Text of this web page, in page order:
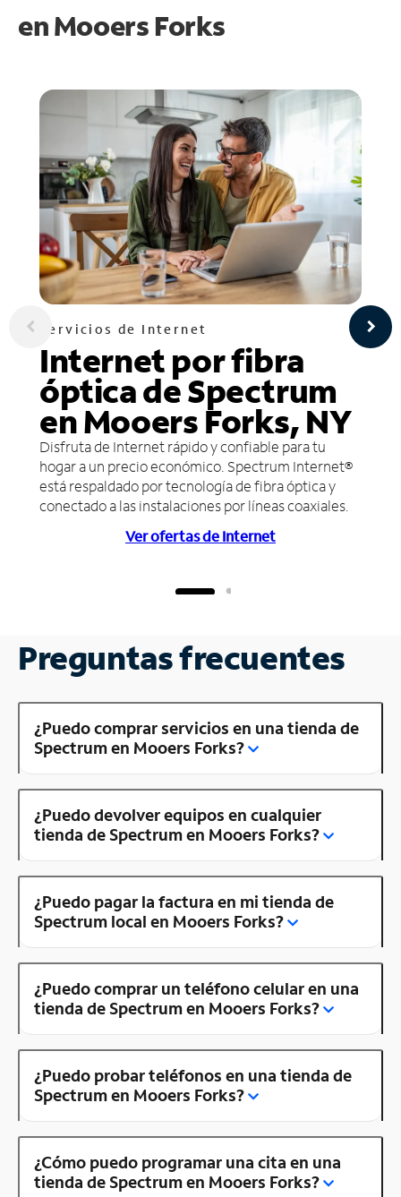
enMooers Forks
Servicios de Internet
Internet por fibra
óptica de Spectrum
en Mooers Forks, NY
Disfruta de Internet rápido y confiable para tu
hogar a un precio económico. Spectrum Internet®
está respaldado por tecnología de fibra óptica y
conectado a las instalaciones por líneas coaxiales.
Ver ofertas de Internet
Preguntas frecuentes
¿Puedo comprar servicios en una tienda de
Spectrum en Mooers Forks?
¿Puedo devolver equipos en cualquier
tienda de Spectrum en Mooers Forks?
¿Puedo pagar la factura en mi tienda de
Spectrum local en Mooers Forks?
¿Puedo comprar un teléfono celular en una
tienda de Spectrum en Mooers Forks?
¿Puedo probar teléfonos en una tienda de
Spectrum en Mooers Forks?
¿Cómo puedo programar una cita en una
tienda de Spectrum en Mooers Forks?